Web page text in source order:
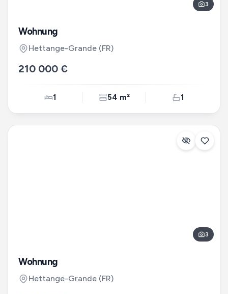
3
Wohnung
Hettange-Grande (FR)
210 000 €
1 54 m² 1
3
Wohnung
Hettange-Grande (FR)